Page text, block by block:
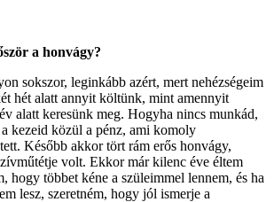
a honvágy?
sokszor, leginkább azért, mert nehézségeim
hét alatt annyit költünk, mint amennyit
alatt keresünk meg. Hogyha nincs munkád,
kezeid közül a pénz, ami komoly
Később akkor tört rám erős honvágy,
volt. Ekkor már kilenc éve éltem
hogy többet kéne a szüleimmel lennem, és ha
lesz, szeretném, hogy jól ismerje a